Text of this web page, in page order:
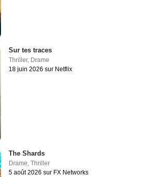
Sur tes traces
Thriller, Drame
18 juin 2026 sur Netflix
The Shards
Drame,Thriller
5 août 2026 sur FX Networks